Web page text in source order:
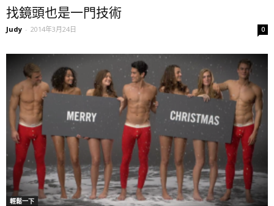
找鏡頭也是一門技術
Judy - 2014年3月24日 0
輕鬆一下